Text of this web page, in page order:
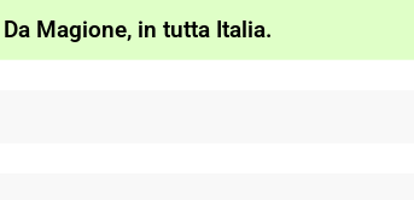
Magione, in tutta Italia.